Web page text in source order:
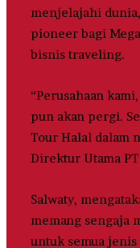
menjelajahi
pioneer bagi
bisnis traveling.
“Perusahaan
pun akan pergi.
Tour Halal dalam
Direktur Utama
Salwaty,
memang sengaja
untuk semua